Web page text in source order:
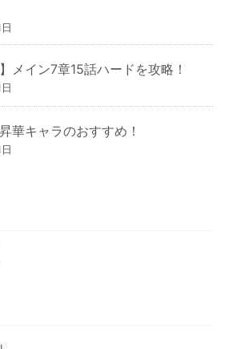
メイン7章15話ハードを攻略！
華キャラのおすすめ！